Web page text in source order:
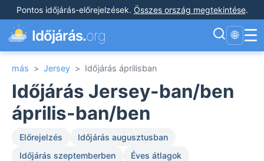
Pontos időjárás-előrejelzések. Összes ország megtekintése.
Időjárás.org 🌐 ☰
más > Jersey > Időjárás áprilisban
Időjárás Jersey-ban/ben
április-ban/ben
Előrejelzés
Időjárás augusztusban
Időjárás szeptemberben
Éves átlagok